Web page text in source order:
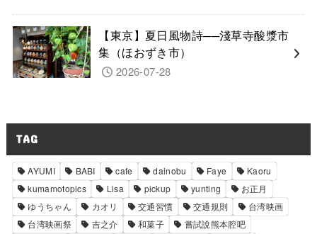
【東京】夏日風物詩──淺草寺酸漿市
集（ほおずき市）
2026-07-28
TAG
AYUMI BABI cafe dainobu Faye
Kaoru
kumamotopics
Lisa pickup yunting
お正月
ゆうちゃん
カオリ 交通習慣 交通規則
台湾映画
台湾映画祭
吉之介 和菓子
嘗試說熊本腔吧